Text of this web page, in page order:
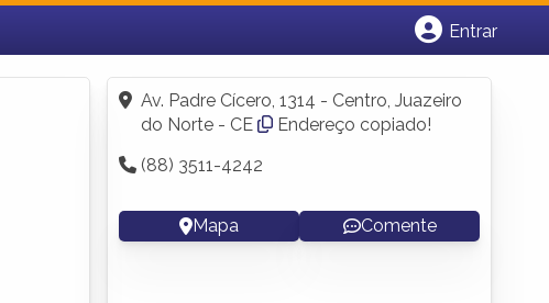
Entrar
Fazer login
Criar conta
Av. Padre Cícero, 1314 - Centro, Juazeiro
do Norte - CE
Endereço copiado!
(88) 3511-4242
Mapa Comente